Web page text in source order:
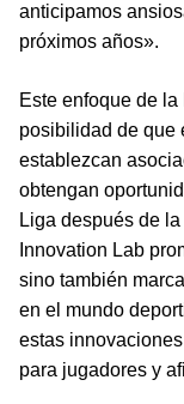
anticipamos
próximos años».
Este enfoque de
posibilidad de que
establezcan
obtengan
Liga después de
Innovation Lab
sino también
en el mundo
estas
para jugadores y